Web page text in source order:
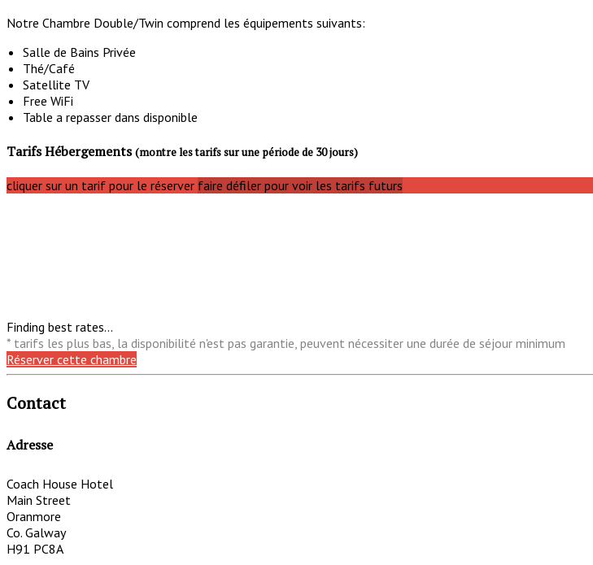
Notre Chambre Double/Twin comprend les équipements suivants:
Salle de Bains Privée
Thé/Café
Satellite TV
Free WiFi
Table a repasser dans disponible
Tarifs Hébergements(montre les tarifs sur une période de 30 jours)
cliquer sur un tarif pour le réserver faire défiler pour voir les tarifs futurs
Finding best rates...
* tarifs les plus bas, la disponibilité n'est pas garantie, peuvent nécessiter une durée de séjour minimum
Réserver cette chambre
Contact
Adresse
Coach House Hotel
Main Street
Oranmore
Co. Galway
H91 PC8A